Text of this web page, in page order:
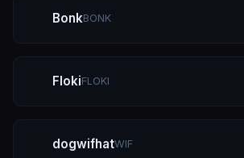
BonkBONK
FlokiFLOKI
dogwifhatWIF